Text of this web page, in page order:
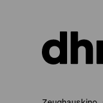
Seiteninhalt
springen